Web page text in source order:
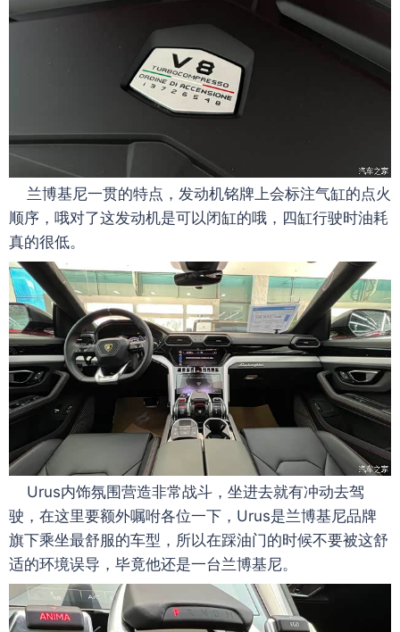
兰博基尼一贯的特点，发动机铭牌上会标注气缸的点火
顺序，哦对了这发动机是可以闭缸的哦，四缸行驶时油耗
真的很低。
Urus内饰氛围营造非常战斗，坐进去就有冲动去驾
驶，在这里要额外嘱咐各位一下，Urus是兰博基尼品牌
旗下乘坐最舒服的车型，所以在踩油门的时候不要被这舒
适的环境误导，毕竟他还是一台兰博基尼。